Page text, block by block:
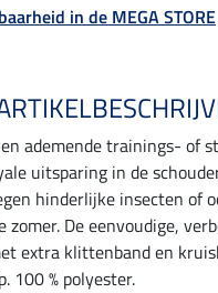
in de MEGA STORE
ademende trainings- of
uitsparing in de
hinderlijke insecten of
zomer. De eenvoudige,
extra klittenband en
100 % polyester.